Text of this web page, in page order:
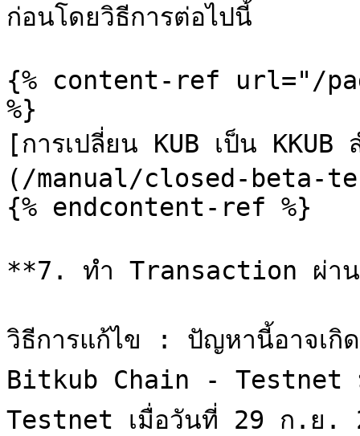
ก่อนโดยวิธีการต่อไปนี้
{% content-ref url="/
%}
[การเปลี่ยน KUB เป็น KKUB
(/manual/closed-beta-
{% endcontent-ref %}
**7. ทำ Transaction ผ่าน
วิธีการแก้ไข : ปัญหานี้อาจเกิ
Bitkub Chain - Testnet ม
Testnet เมื่อวันที่ 29 ก.ย.